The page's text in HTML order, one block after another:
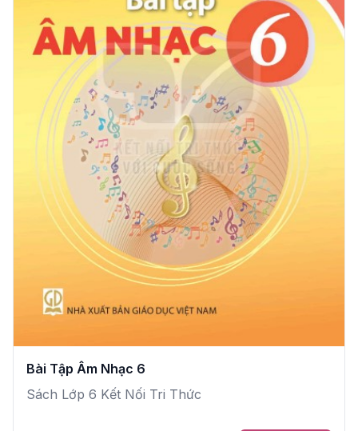
Bài Tập Âm Nhạc 6
Sách Lớp 6 Kết Nối Tri Thức